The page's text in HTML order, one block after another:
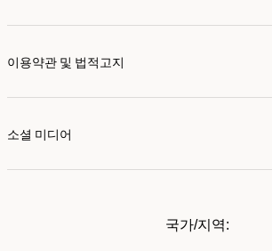
이용약관 및 법적고지
소셜 미디어
국가/지역: